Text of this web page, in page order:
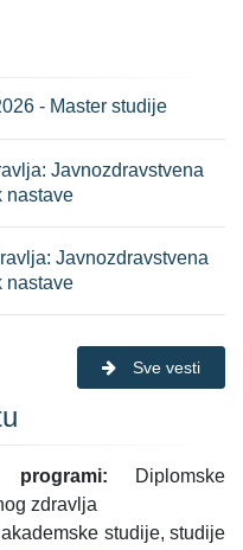
- Master studije
Javnozdravstvena
nastave
Javnozdravstvena
nastave
Sve vesti
programi: Diplomske
zdravlja
studije, studije